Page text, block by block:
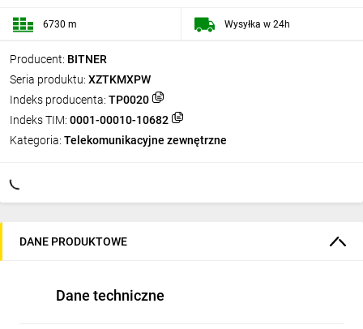
Producent: BITNER
Seria produktu: XZTKMXPW
Indeks producenta: TP0020
Indeks TIM: 0001-00010-10682
Kategoria: Telekomunikacyjne zewnętrzne
6730 m Wysyłka w 24h
DANE PRODUKTOWE
Dane techniczne